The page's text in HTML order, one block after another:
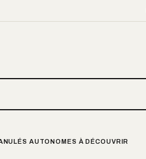
AUTONOMES À DÉCOUVRIR